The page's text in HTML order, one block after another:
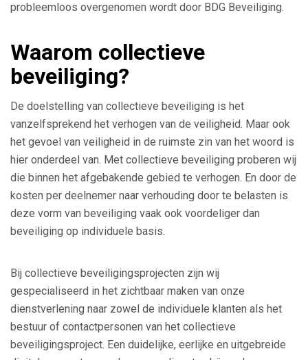
probleemloos overgenomen wordt door BDG Beveiliging.
Waarom collectieve
beveiliging?
De doelstelling van collectieve beveiliging is het
vanzelfsprekend het verhogen van de veiligheid. Maar ook
het gevoel van veiligheid in de ruimste zin van het woord is
hier onderdeel van. Met collectieve beveiliging proberen wij
die binnen het afgebakende gebied te verhogen. En door de
kosten per deelnemer naar verhouding door te belasten is
deze vorm van beveiliging vaak ook voordeliger dan
beveiliging op individuele basis.
Bij collectieve beveiligingsprojecten zijn wij
gespecialiseerd in het zichtbaar maken van onze
dienstverlening naar zowel de individuele klanten als het
bestuur of contactpersonen van het collectieve
beveiligingsproject. Een duidelijke, eerlijke en uitgebreide